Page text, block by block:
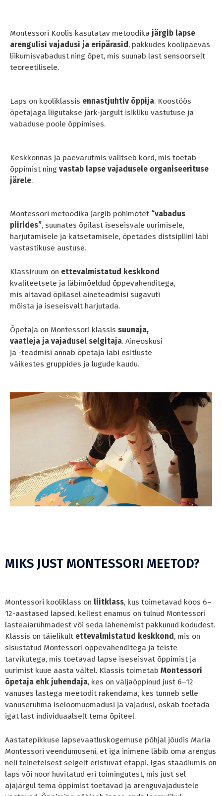
Montessori Koolis kasutatav metoodika järgib lapse
arengulisi vajadusi ja eripärasid , pakkudes koolipäevas
liikumisvabadust ning õpet, mis suunab last sensoorselt
teoreetilisele.
Laps on kooliklassis ennastjuhtiv õppija. Koostöös
õpetajaga liigutakse järk-järgult isikliku vastutuse ja
vabaduse poole õppimises.
Keskkonnas ja päevarütmis valitseb kord, mis toetab
õppimist ning vastab lapse vajadusele organiseerituse
järele.
Montessori metoodika järgib põhimõtet “vabadus
piirides”, suunates õpilast iseseisvale uurimisele,
harjutamisele ja katsetamisele, õpetades distsipliini läbi
vastastikuse austuse.
Klassiruum on ettevalmistatud keskkond
kvaliteetsete ja läbimõeldud õppevahenditega,
mis aitavad õpilasel aineteadmisi sügavuti
mõista ja iseseisvalt harjutada.
Õpetaja on Montessori klassis suunaja,
vaatleja ja vajadusel selgitaja. Aineoskusi
ja -teadmisi annab õpetaja läbi esitluste
väikestes gruppides ja lugude kaudu.
MIKS JUST MONTESSORI MEETOD?
Montessori kooliklass on liitklass, kus toimetavad koos 6–
12-aastased lapsed, kellest enamus on tulnud Montessori
lasteaiarühmadest või seda lähenemist pakkunud kodudest.
Klassis on täielikult ettevalmistatud keskkond , mis on
sisustatud Montessori õppevahenditega ja teiste
tarvikutega, mis toetavad lapse iseseisvat õppimist ja
uurimist kuue aasta vältel. Klassis toimetab Montessori
õpetaja ehk juhendaja, kes on väljaõppinud just 6–12
vanuses lastega meetodit rakendama, kes tunneb selle
vanuserühma iseloomuomadusi ja vajadusi, oskab toetada
igat last individuaalselt tema õpiteel.
Aastatepikkuse lapsevaatluskogemuse põhjal jõudis Maria
Montessori veendumuseni, et iga inimene läbib oma arengus
neli teineteisest selgelt eristuvat etappi. Igas staadiumis on
laps või noor huvitatud eri toimingutest, mis just sel
ajajärgul tema õppimist toetavad ja arenguvajadustele